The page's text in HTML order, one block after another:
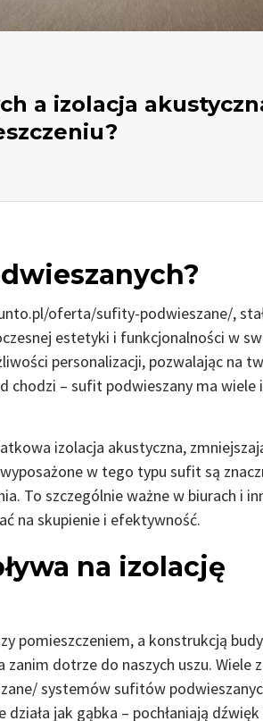
a izolacja
oferta/sufity-podwieszane/,
estetyki i funkcjonalności w
personalizacji, pozwalając na
chodzi – sufit podwieszany ma wiele
izolacja akustyczna,
w tego typu sufit są
To szczególnie ważne w biurach i
na skupienie i efektywność.
na izolację
pomieszczeniem, a konstrukcją
dotrze do naszych uszu. Wiele z
systemów sufitów
jak gąbka – pochłaniają